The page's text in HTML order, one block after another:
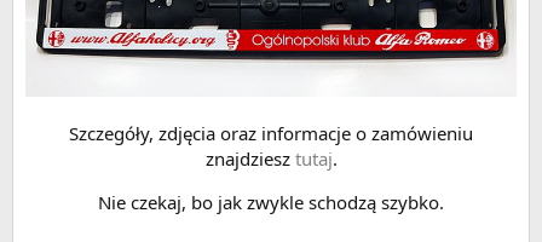
Szczegóły, zdjęcia oraz informacje o zamówieniu
znajdziesz tutaj.
Nie czekaj, bo jak zwykle schodzą szybko.